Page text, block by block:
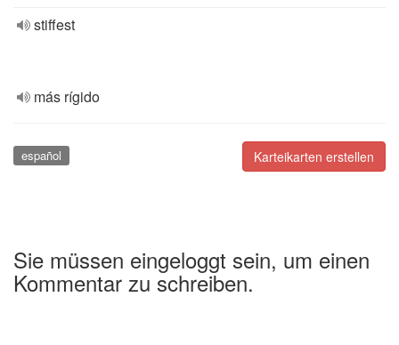
stiffest
más rígido
Karteikarten erstellen
español
Sie müssen eingeloggt sein, um einen
Kommentar zu schreiben.